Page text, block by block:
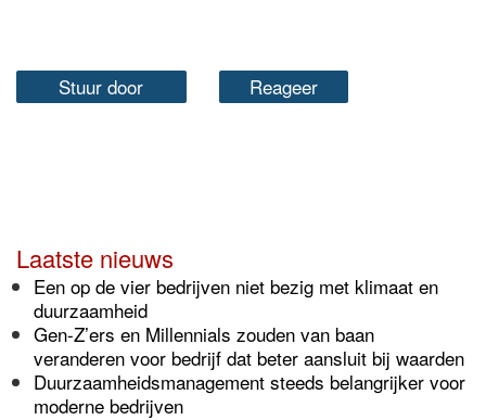
Stuur door Reageer
Laatste nieuws
Een op de vier bedrijven niet bezig met klimaat en
duurzaamheid
Gen-Z’ers en Millennials zouden van baan
veranderen voor bedrijf dat beter aansluit bij waarden
Duurzaamheidsmanagement steeds belangrijker voor
moderne bedrijven